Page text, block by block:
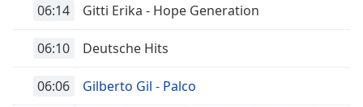
06:14 Gitti Erika - Hope Generation
06:10 Deutsche Hits
06:06 Gilberto Gil - Palco